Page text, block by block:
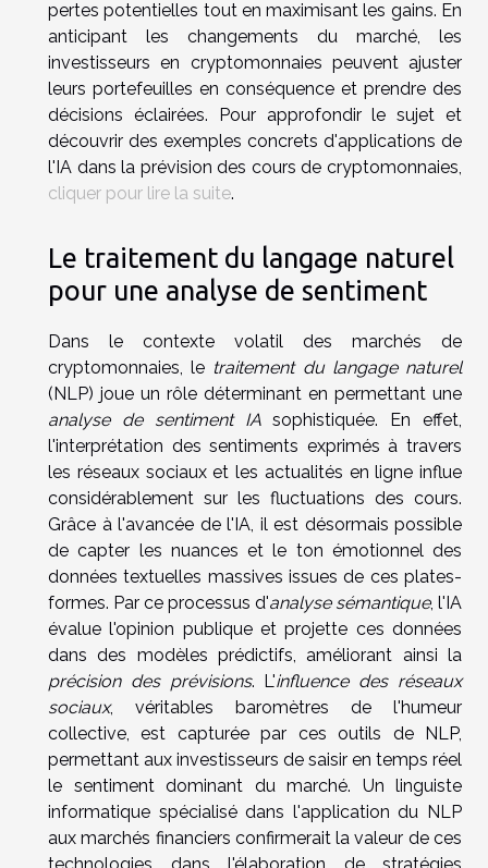
pertes potentielles tout en maximisant les gains. En
anticipant les changements du marché, les
investisseurs en cryptomonnaies peuvent ajuster
leurs portefeuilles en conséquence et prendre des
décisions éclairées. Pour approfondir le sujet et
découvrir des exemples concrets d'applications de
l'IA dans la prévision des cours de cryptomonnaies,
cliquer pour lire la suite.
Le traitement du langage naturel
pour une analyse de sentiment
Dans le contexte volatil des marchés de
cryptomonnaies, le traitement du langage naturel
(NLP) joue un rôle déterminant en permettant une
analyse de sentiment IAsophistiquée. En effet,
l'interprétation des sentiments exprimés à travers
les réseaux sociaux et les actualités en ligne influe
considérablement sur les fluctuations des cours.
Grâce à l'avancée de l'IA, il est désormais possible
de capter les nuances et le ton émotionnel des
données textuelles massives issues de ces plates-
formes. Par ce processus d'analyse sémantique, l'IA
évalue l'opinion publique et projette ces données
dans des modèles prédictifs, améliorant ainsi la
précision des prévisions. L'influence des réseaux
sociaux, véritables baromètres de l'humeur
collective, est capturée par ces outils de NLP,
permettant aux investisseurs de saisir en temps réel
le sentiment dominant du marché. Un linguiste
informatique spécialisé dans l'application du NLP
aux marchés financiers confirmerait la valeur de ces